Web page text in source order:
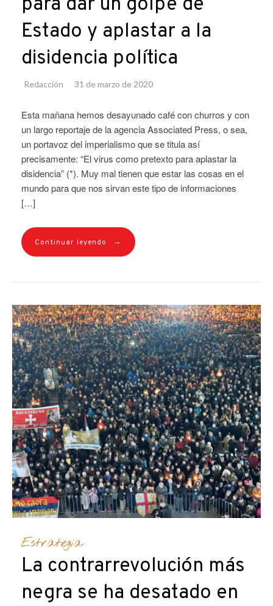
para dar un golpe de
Estado y aplastar a la
disidencia política
Redacción 31 de marzo de 2020
Esta mañana hemos desayunado café con churros y con
un largo reportaje de la agencia Associated Press, o sea,
un portavoz del imperialismo que se titula así
precisamente: “El virus como pretexto para aplastar la
disidencia” (*). Muy mal tienen que estar las cosas en el
mundo para que nos sirvan este tipo de informaciones
[…]
Continuar leyendo →
Estrategia
La contrarrevolución más
negra se ha desatado en